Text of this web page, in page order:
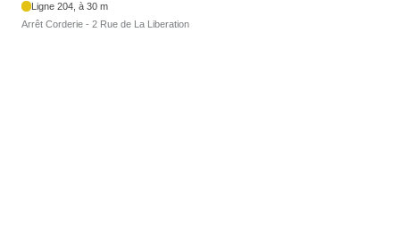
Ligne 204, à 30 m
Arrêt Corderie - 2 Rue de La Liberation